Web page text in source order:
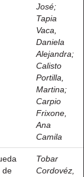
José;
Tapia
Vaca,
Daniela
Alejandra;
Calisto
Portilla,
Martina;
Carpio
Frixone,
Ana
Camila
de
Tobar
Cordovéz,